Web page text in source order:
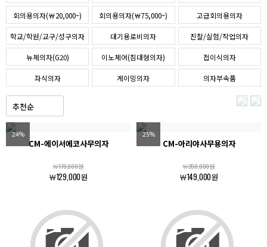
회의용의자(￦20,000~) 회의용의자(￦75,000~) 고급회의용의자
학교/학원/교구/성구의자 대기용로비의자 진찰/실험/작업의자
뉴체의자(G20) 이노체어(침대형의자) 접이식의자
좌식의자 게이밍의자 의자부속품
24%
CM-에이서에코사무의자
￦170,000원
￦129,000원
25%
CM-아리야사무용의자
￦200,000원
￦149,000원